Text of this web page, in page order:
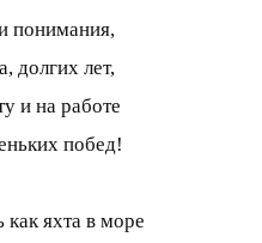
понимания,
долгих лет,
и на работе
побед!
яхта в море